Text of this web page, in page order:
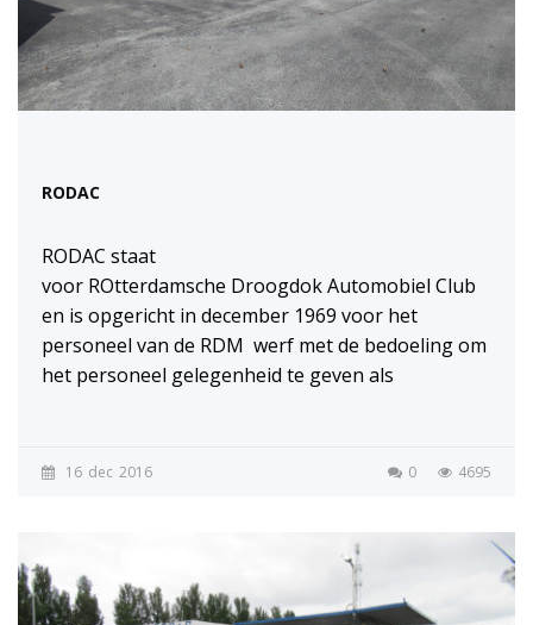
RODAC
RODAC staat
voor ROtterdamsche Droogdok Automobiel Club
en is opgericht in december 1969 voor het
personeel van de RDM werf met de bedoeling om
het personeel gelegenheid te geven als
16 dec 2016 4695
0